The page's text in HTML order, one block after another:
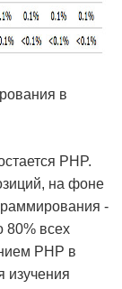
в
PHP.
на фоне
-
80% всех
PHP в
изучения